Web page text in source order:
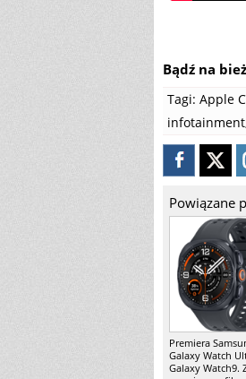
Bądź na
Tagi: Apple
infotainment
Powiązane
Premiera
Galaxy Watch
Galaxy Watch9.